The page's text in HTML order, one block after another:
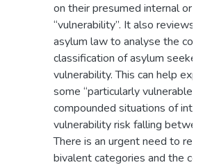
on their presumed internal or
“vulnerability”. It also reviews
asylum law to analyse the
classification of asylum
vulnerability. This can help
some “particularly vulnerable
compounded situations of
vulnerability risk falling
There is an urgent need to
bivalent categories and the